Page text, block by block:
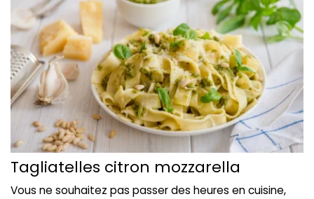
Tagliatelles citron mozzarella
Vous ne souhaitez pas passer des heures en cuisine,